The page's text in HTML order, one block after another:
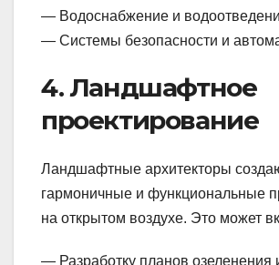
— Водоснабжение и
— Системы безопасности и
4. Ландшафтное
проектирование
Ландшафтные архитекторы
гармоничные и функциональные
на открытом воздухе. Это может
— Разработку планов озеленения